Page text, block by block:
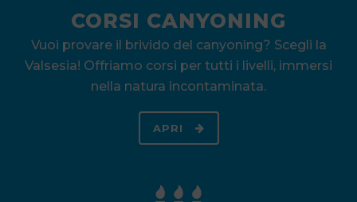
CORSI CANYONING
Vuoi provare il brivido del canyoning? Scegli la
Valsesia! Offriamo corsi per tutti i livelli, immersi
nella natura incontaminata.
APRI